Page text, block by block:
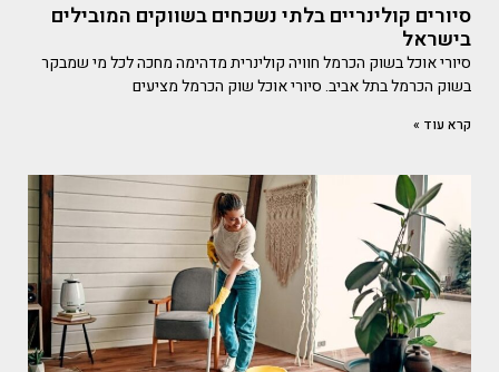
סיורים קולינריים בלתי נשכחים בשווקים המובילים
בישראל
סיורי אוכל בשוק הכרמל חוויה קולינרית מדהימה מחכה לכל מי שמבקר
בשוק הכרמל בתל אביב. סיורי אוכל שוק הכרמל מציעים
קרא עוד »